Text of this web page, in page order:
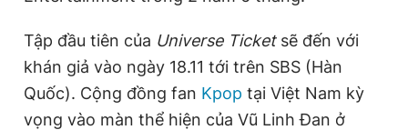
Tập đầu tiên của Universe Ticket sẽ đến với
khán giả vào ngày 18.11 tới trên SBS (Hàn
Quốc). Cộng đồng fan Kpop tại Việt Nam kỳ
vọng vào màn thể hiện của Vũ Linh Đan ở